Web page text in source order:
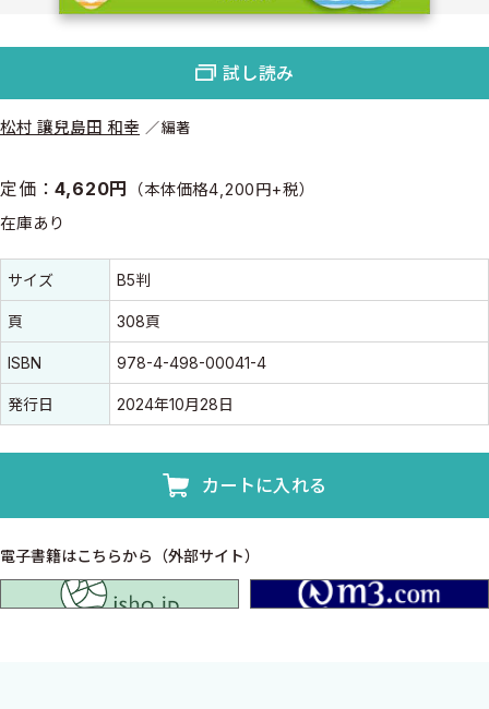
松村 讓兒島田 和幸 編著
定価：4,620円 （本体価格4,200円+税）
在庫あり
書誌情報
書誌情報
サイズ B5判
頁 308頁
ISBN 978-4-498-00041-4
発行日 2024年10月28日
カートに入れる
電子書籍はこちらから（外部サイト）
試し読み